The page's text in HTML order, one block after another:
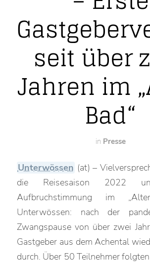
seit über
Jahren im
Bad“
in Presse
Unterwössen (at) –
die Reisesaison 2022
Aufbruchstimmung im
Unterwössen: nach der
Zwangspause von über zwei
Gastgeber aus dem Achental
durch. Über 50 Teilnehmer